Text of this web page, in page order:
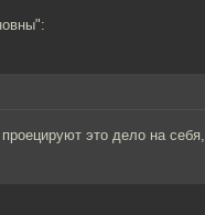
это дело на